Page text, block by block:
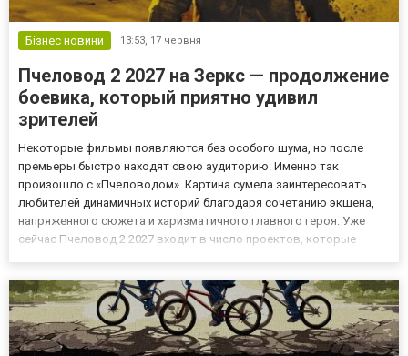
Бізнес новини 13:53, 17 червня
Пчеловод 2 2027 на Зеркс — продолжение
боевика, который приятно удивил
зрителей
Некоторые фильмы появляются без особого шума, но после
премьеры быстро находят свою аудиторию. Именно так
произошло с «Пчеловодом». Картина сумела заинтересовать
любителей динамичных историй благодаря сочетанию экшена,
напряженного сюжета и харизматичного главного героя. Уже
сейчас Пчеловод 2 2027 входит в число проектов, которые
раздел фильмы 2027...